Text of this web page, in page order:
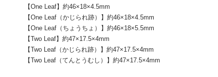
【One Leaf】約46×18×4.5mm
【One Leaf（かじられ跡）】約46×18×4.5mm
【One Leaf（ちょうちょ）】約46×18×5.5mm
【Two Leaf】約47×17.5×4mm
【Two Leaf（かじられ跡）】約47×17.5×4mm
【Two Leaf（てんとうむし）】約47×17.5×4mm